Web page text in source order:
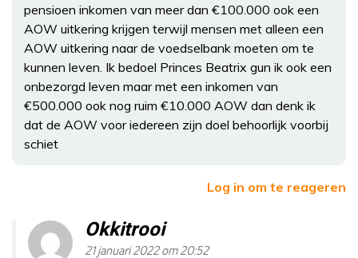
pensioen inkomen van meer dan €100.000 ook een
AOW uitkering krijgen terwijl mensen met alleen een
AOW uitkering naar de voedselbank moeten om te
kunnen leven. Ik bedoel Princes Beatrix gun ik ook een
onbezorgd leven maar met een inkomen van
€500.000 ook nog ruim €10.000 AOW dan denk ik
dat de AOW voor iedereen zijn doel behoorlijk voorbij
schiet
Log in om te reageren
Okkitrooi
21 januari 2022 om 20:52